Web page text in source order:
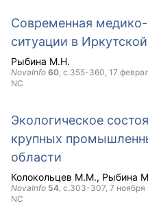
Современная медико-
ситуации в
Рыбина М.Н.
NovaInfo 60, с.355-360, 17
NC
Экологическое
крупных
области
Колокольцев М.М. Рыбина
NovaInfo 54, с.303-307, 7 ноября
NC